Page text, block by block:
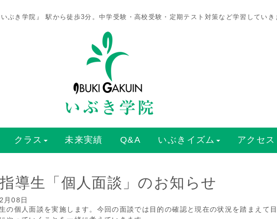
ぶき学院』 駅から徒歩3分。中学受験・高校受験・定期テスト対策など学習していき
クラス 未来実績 Q&A いぶきイズム アクセス
導生「個人面談」のお知らせ
月08日
の個人面談を実施します。今回の面談では目的の確認と現在の状況を踏まえて